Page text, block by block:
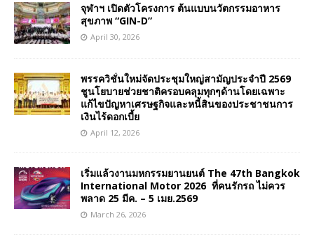
จุฬาฯ เปิดตัวโครงการ ต้นแบบนวัตกรรมอาหาร
สุขภาพ “GIN-D”
April 30, 2026
พรรควิชั่นใหม่จัดประชุมใหญ่สามัญประจำปี 2569
ชูนโยบายช่วยชาติครอบคลุมทุกๆด้านโดยเฉพาะ
แก้ไขปัญหาเศรษฐกิจและหนี้สินของประชาชนการ
เงินไร้ดอกเบี้ย
April 12, 2026
เริ่มแล้วงานมหกรรมยานยนต์ The 47th Bangkok
International Motor 2026 ที่คนรักรถ ไม่ควร
พลาด 25 มีค. – 5 เมย.2569
March 26, 2026